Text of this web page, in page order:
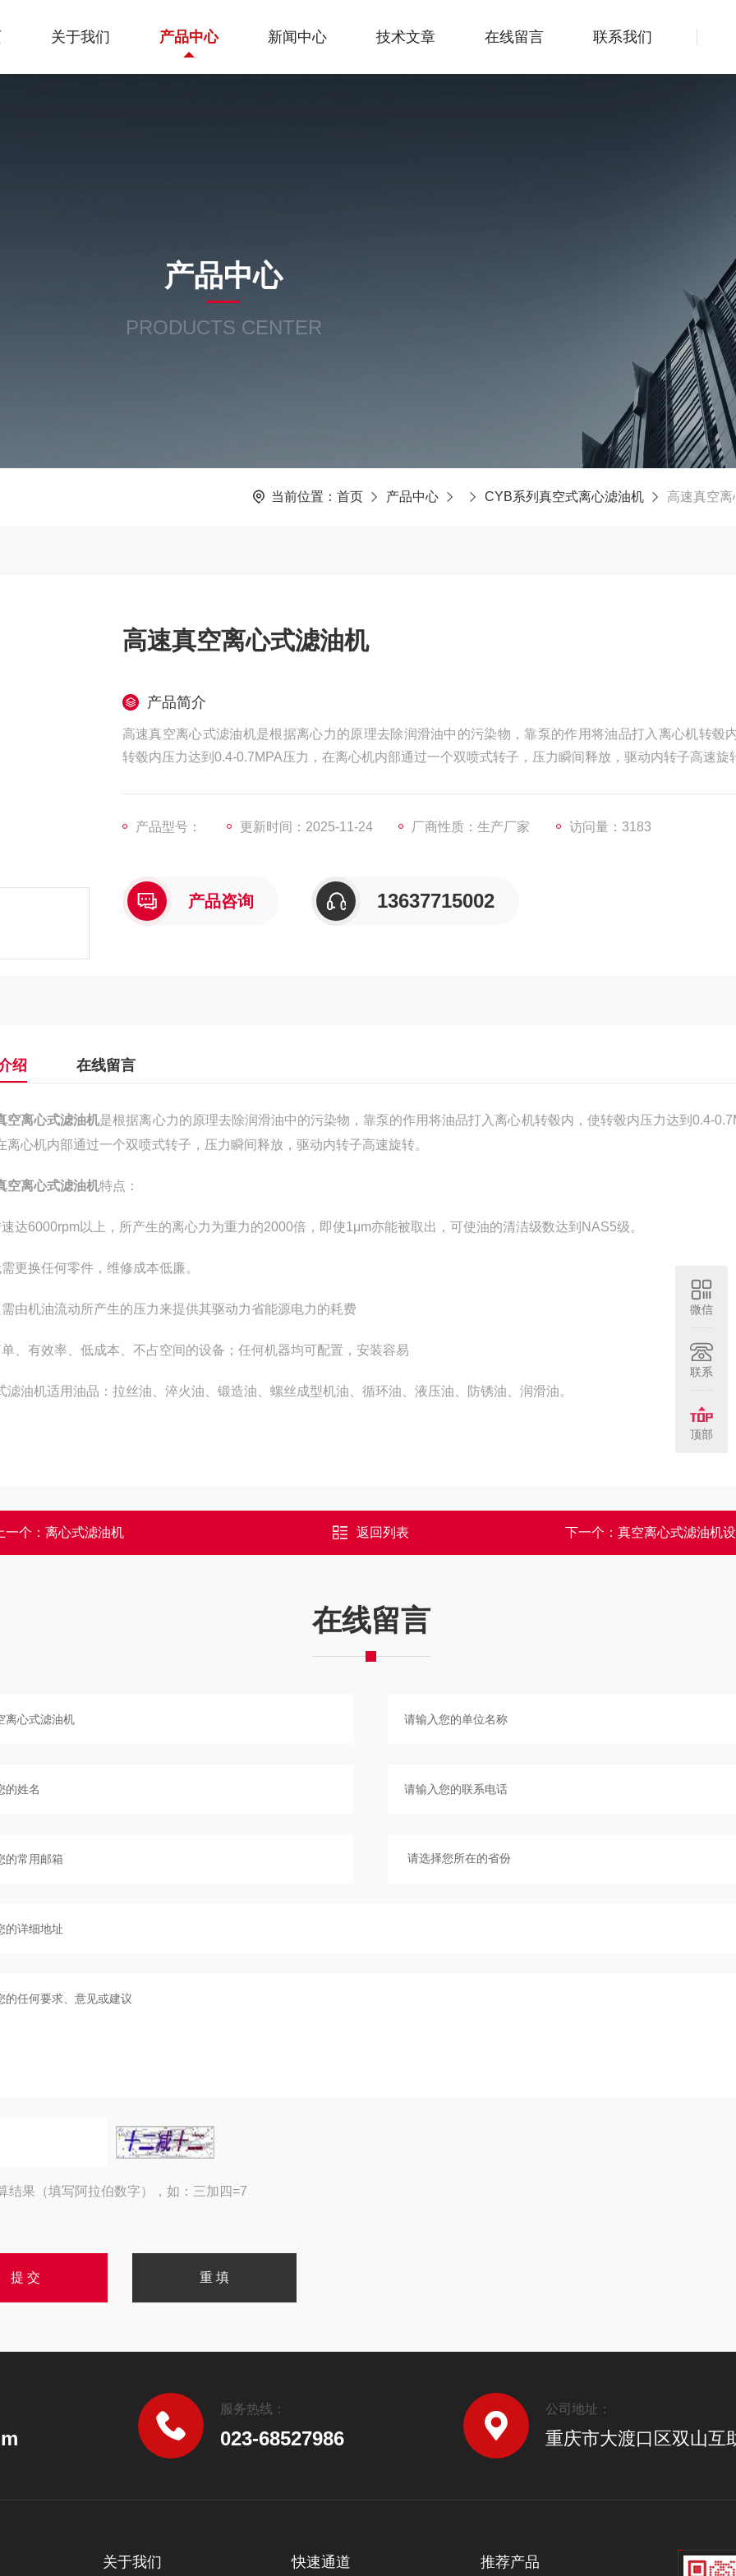
关于我们 产品中心 新闻中心 技术文章 在线留言 联系我们
产品中心
PRODUCTS CENTER
当前位置： 首页 产品中心 CYB系列真空式离心滤油机 高速真空
高速真空离心式滤油机
产品简介
高速真空离心式滤油机是根据离心力的原理去除润滑油中的污染物，靠泵的作用将油品打入离心机转毂
转毂内压力达到0.4-0.7MPA压力，在离心机内部通过一个双喷式转子，压力瞬间释放，驱动内转子高速旋
产品型号： 更新时间：2025-11-24 厂商性质：生产厂家 访问量：3183
产品咨询 13637715002
绍 在线留言
空离心式滤油机是根据离心力的原理去除润滑油中的污染物，靠泵的作用将油品打入离心机转毂内，使转毂内压力达到0.4-
离心机内部通过一个双喷式转子，压力瞬间释放，驱动内转子高速旋转。
空离心式滤油机特点：
达6000rpm以上，所产生的离心力为重力的2000倍，即使1μm亦能被取出，可使油的清洁级数达到NAS5级。
更换任何零件，维修成本低廉。
由机油流动所产生的压力来提供其驱动力省能源电力的耗费
、有效率、低成本、不占空间的设备；任何机器均可配置，安装容易
滤油机适用油品：拉丝油、淬火油、锻造油、螺丝成型机油、循环油、液压油、防锈油、润滑油。
一个： 离心式滤油机 返回列表 下一个： 真空离心式滤油机
在线留言
结果（填写阿拉伯数字），如：三加四=7
服务热线：
023-68527986
公司地址：
重庆市大渡口区双山互
关于我们 快速通道 推荐产品
微信
联系
顶部